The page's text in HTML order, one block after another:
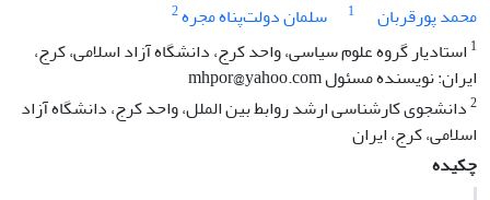
محمد پورقربان
1 سلمان دولت‌پناه مجره2
1 استادیار گروه علوم سیاسی، واحد کرج، دانشگاه آزاد اسلامی، کرج،
ایران: نویسنده مسئول mhpor@yahoo.com
2دانشجوی کارشناسی ارشد روابط بین الملل، واحد کرج، دانشگاه آزاد
اسلامی، کرج، ایران
چکیده